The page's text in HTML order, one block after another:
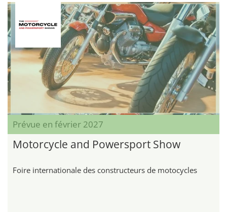
Prévue en février 2027
Motorcycle and Powersport Show
Foire internationale des constructeurs de motocycles